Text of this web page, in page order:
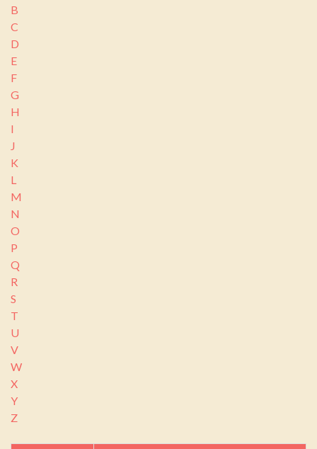
B
C
D
E
F
G
H
I
J
K
L
M
N
O
P
Q
R
S
T
U
V
W
X
Y
Z